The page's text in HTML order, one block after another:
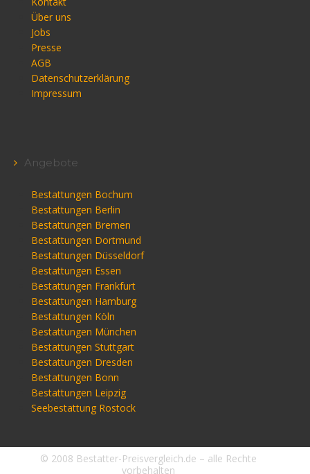
Über uns
Jobs
Presse
AGB
Datenschutzerklärung
Impressum
Angebote
Bestattungen Bochum
Bestattungen Berlin
Bestattungen Bremen
Bestattungen Dortmund
Bestattungen Düsseldorf
Bestattungen Essen
Bestattungen Frankfurt
Bestattungen Hamburg
Bestattungen Köln
Bestattungen München
Bestattungen Stuttgart
Bestattungen Dresden
Bestattungen Bonn
Bestattungen Leipzig
Seebestattung Rostock
© 2008 Bestatter-Preisvergleich.de – alle Rechte
vorbehalten